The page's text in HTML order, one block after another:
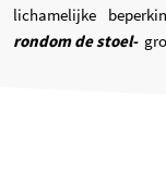
lichamelijke
rondom de stoel-